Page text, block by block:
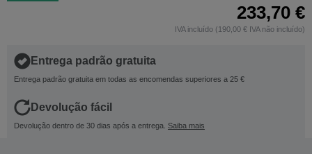
233,70 €
IVA incluído (190,00 € IVA não incluído)
Entrega padrão gratuita
Entrega padrão gratuita em todas as encomendas superiores a 25 €
Devolução fácil
Devolução dentro de 30 dias após a entrega. Saiba mais